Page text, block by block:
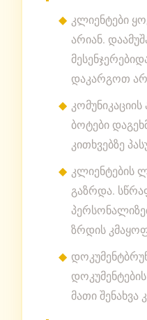
კლიენტები
არიან.
დაკარგოთ
ბოტები
კითხვებზე
კლიენტების
გაზრდა.
ზრდის
მათი შენახვა